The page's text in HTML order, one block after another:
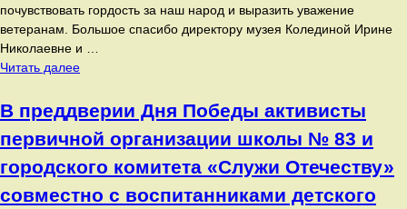
почувствовать гордость за наш народ и выразить уважение
ветеранам. Большое спасибо директору музея Колединой Ирине
Николаевне и …
Читать далееНакануне
Победы
активисты
«Движения
первых»
вместе
с
В преддверии Дня Победы активисты
первичной организации школы № 83 и
городского комитета «Служи Отечеству»
совместно с воспитанниками детского